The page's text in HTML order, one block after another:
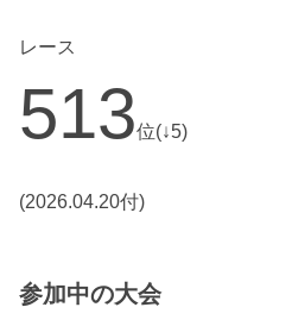
レース
513位(↓5)
(2026.04.20付)
参加中の大会